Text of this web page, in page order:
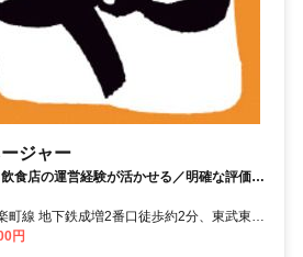
ジャー
食店の運営経験が活かせる／明確な評価制
上場グループ／多角的事業展開で安定した
町線 地下鉄成増2番口徒歩約2分、東武東上
京メトロ有楽町線/東京メトロ副都心線 地
円